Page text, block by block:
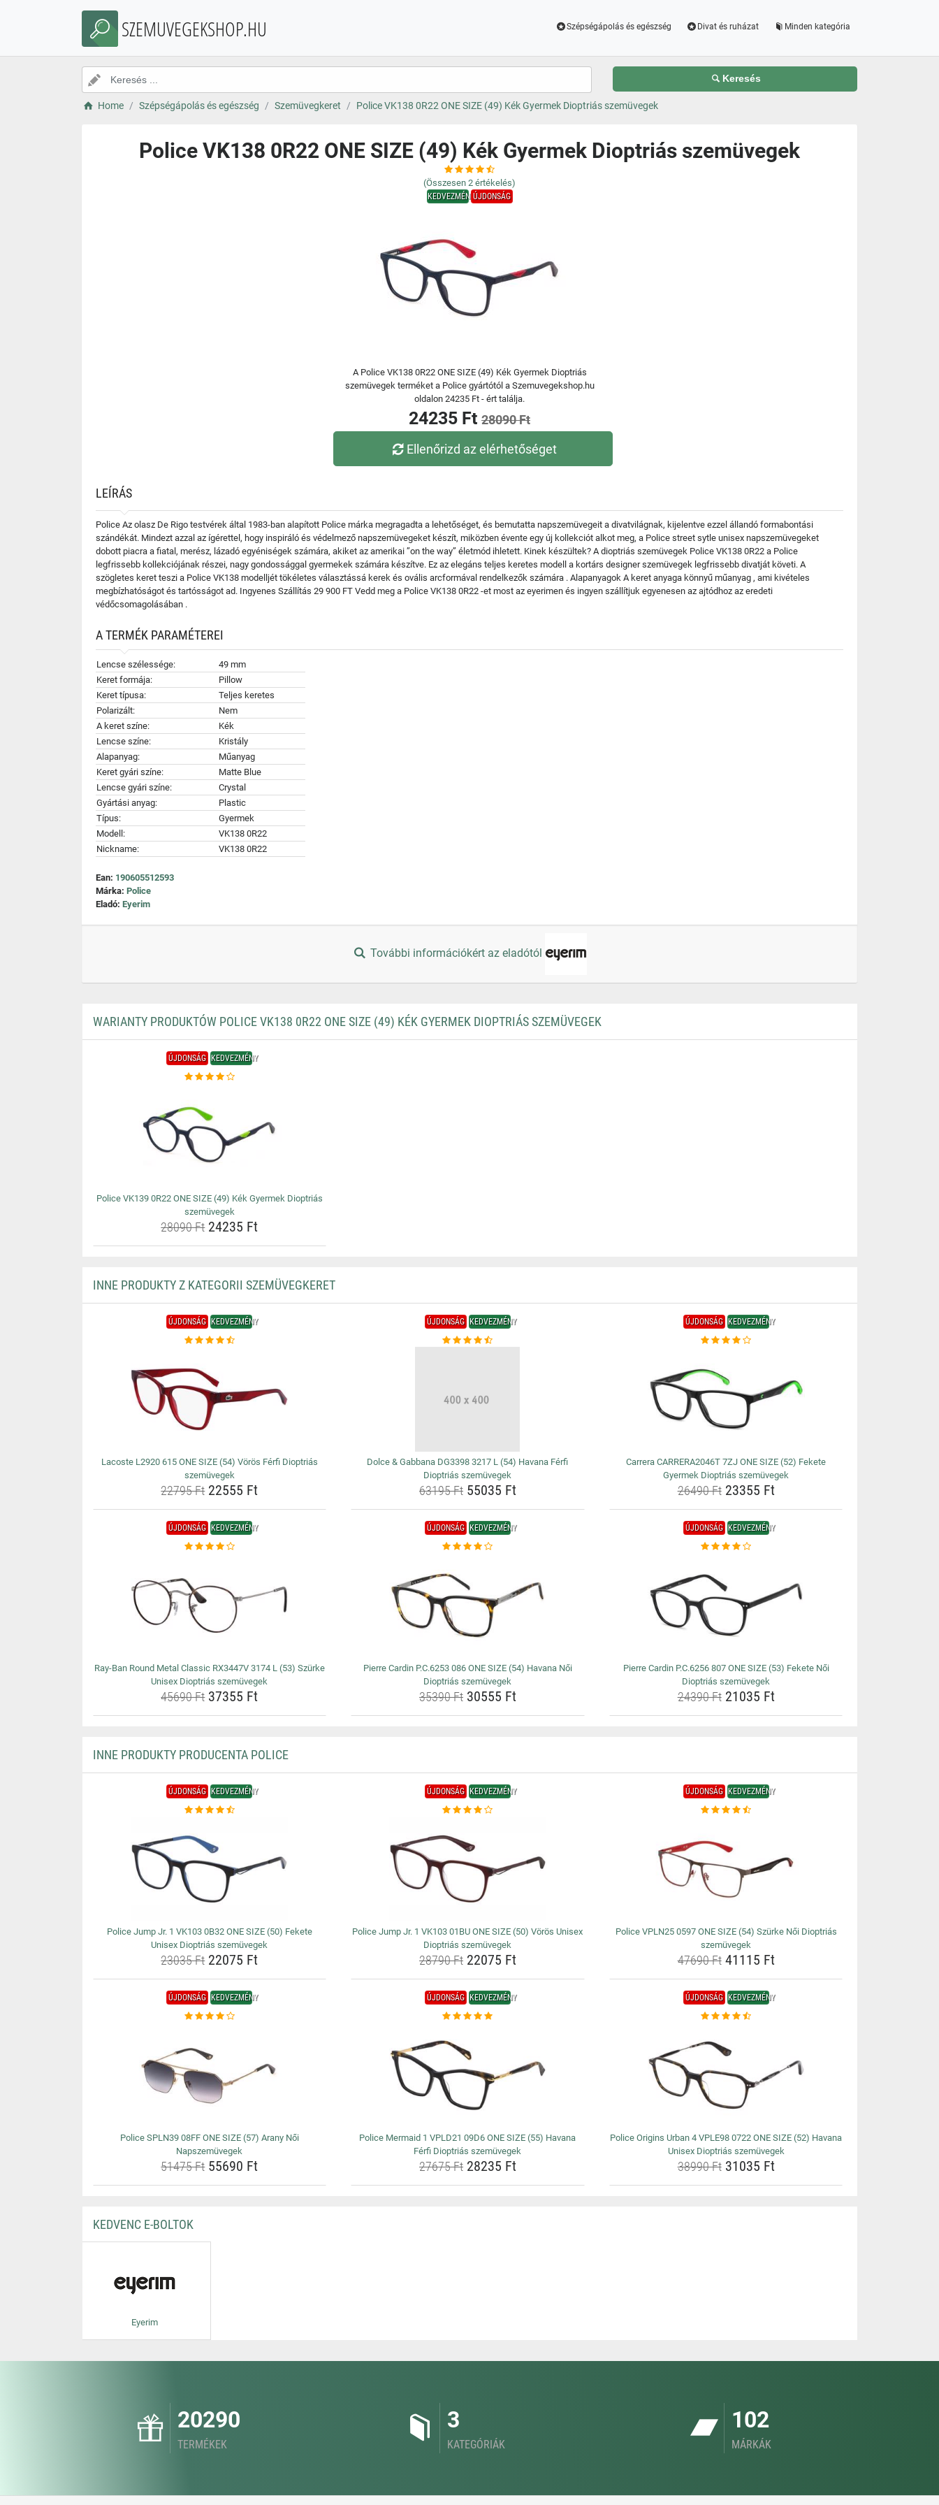
SZEMUVEGEKSHOP.HU Szépségápolás és egészség Divat és ruházat Minden kategória
Keresés
Home Szépségápolás és egészség Szemüvegkeret Police VK138 0R22 ONE SIZE (49) Kék Gyermek Dioptriás szemüvegek
Police VK138 0R22 ONE SIZE (49) Kék Gyermek Dioptriás szemüvegek
(Összesen 2 értékelés)
KEDVEZMÉNYÚJDONSÁG
A Police VK138 0R22 ONE SIZE (49) Kék Gyermek Dioptriás
szemüvegek terméket a Police gyártótól a Szemuvegekshop.hu
oldalon 24235 Ft - ért találja.
24235 Ft 28090 Ft
Ellenőrizd az elérhetőséget
LEÍRÁS
Police Az olasz De Rigo testvérek által 1983-ban alapított Police márka megragadta a lehetőséget, és bemutatta napszemüvegeit a divatvilágnak, kijelentve ezzel állandó formabontási
szándékát. Mindezt azzal az ígérettel, hogy inspiráló és védelmező napszemüvegeket készít, miközben évente egy új kollekciót alkot meg, a Police street sytle unisex napszemüvegeket
dobott piacra a fiatal, merész, lázadó egyéniségek számára, akiket az amerikai ”on the way” életmód ihletett. Kinek készültek? A dioptriás szemüvegek Police VK138 0R22 a Police
legfrissebb kollekciójának részei, nagy gondossággal gyermekek számára készítve. Ez az elegáns teljes keretes modell a kortárs designer szemüvegek legfrissebb divatját követi. A
szögletes keret teszi a Police VK138 modelljét tökéletes választássá kerek és ovális arcformával rendelkezők számára . Alapanyagok A keret anyaga könnyű műanyag , ami kivételes
megbízhatóságot és tartósságot ad. Ingyenes Szállítás 29 900 FT Vedd meg a Police VK138 0R22 -et most az eyerimen és ingyen szállítjuk egyenesen az ajtódhoz az eredeti
védőcsomagolásában .
A TERMÉK PARAMÉTEREI
Lencse szélessége:
49 mm
Keret formája:
Pillow
Keret típusa:
Teljes keretes
Polarizált:
Nem
A keret színe:
Kék
Lencse színe:
Kristály
Alapanyag:
Műanyag
Keret gyári színe:
Matte Blue
Lencse gyári színe:
Crystal
Gyártási anyag:
Plastic
Típus:
Gyermek
Modell:
VK138 0R22
Nickname:
VK138 0R22
Ean: 190605512593
Márka: Police
Eladó: Eyerim
További információkért az eladótól
WARIANTY PRODUKTÓW POLICE VK138 0R22 ONE SIZE (49) KÉK GYERMEK DIOPTRIÁS SZEMÜVEGEK
ÚJDONSÁG KEDVEZMÉNY
Police VK139 0R22 ONE SIZE (49) Kék Gyermek Dioptriás
szemüvegek
28090 Ft24235 Ft
INNE PRODUKTY Z KATEGORII SZEMÜVEGKERET
ÚJDONSÁG KEDVEZMÉNY
Lacoste L2920 615 ONE SIZE (54) Vörös Férfi Dioptriás
szemüvegek
22795 Ft22555 Ft
ÚJDONSÁG KEDVEZMÉNY
Dolce & Gabbana DG3398 3217 L (54) Havana Férfi
Dioptriás szemüvegek
63195 Ft55035 Ft
ÚJDONSÁG KEDVEZMÉNY
Carrera CARRERA2046T 7ZJ ONE SIZE (52) Fekete
Gyermek Dioptriás szemüvegek
26490 Ft23355 Ft
ÚJDONSÁG KEDVEZMÉNY
Ray-Ban Round Metal Classic RX3447V 3174 L (53) Szürke
Unisex Dioptriás szemüvegek
45690 Ft37355 Ft
ÚJDONSÁG KEDVEZMÉNY
Pierre Cardin P.C.6253 086 ONE SIZE (54) Havana Női
Dioptriás szemüvegek
35390 Ft30555 Ft
ÚJDONSÁG KEDVEZMÉNY
Pierre Cardin P.C.6256 807 ONE SIZE (53) Fekete Női
Dioptriás szemüvegek
24390 Ft21035 Ft
INNE PRODUKTY PRODUCENTA POLICE
ÚJDONSÁG KEDVEZMÉNY
Police Jump Jr. 1 VK103 0B32 ONE SIZE (50) Fekete
Unisex Dioptriás szemüvegek
23035 Ft22075 Ft
ÚJDONSÁG KEDVEZMÉNY
Police Jump Jr. 1 VK103 01BU ONE SIZE (50) Vörös Unisex
Dioptriás szemüvegek
28790 Ft22075 Ft
ÚJDONSÁG KEDVEZMÉNY
Police VPLN25 0597 ONE SIZE (54) Szürke Női Dioptriás
szemüvegek
47690 Ft41115 Ft
ÚJDONSÁG KEDVEZMÉNY
Police SPLN39 08FF ONE SIZE (57) Arany Női
Napszemüvegek
51475 Ft55690 Ft
ÚJDONSÁG KEDVEZMÉNY
Police Mermaid 1 VPLD21 09D6 ONE SIZE (55) Havana
Férfi Dioptriás szemüvegek
27675 Ft28235 Ft
ÚJDONSÁG KEDVEZMÉNY
Police Origins Urban 4 VPLE98 0722 ONE SIZE (52) Havana
Unisex Dioptriás szemüvegek
38990 Ft31035 Ft
KEDVENC E-BOLTOK
Eyerim
20290
TERMÉKEK
3
KATEGÓRIÁK
102
MÁRKÁK